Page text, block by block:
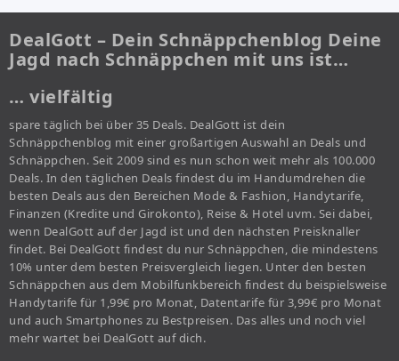
DealGott – Dein Schnäppchenblog Deine
Jagd nach Schnäppchen mit uns ist…
… vielfältig
spare täglich bei über 35 Deals. DealGott ist dein
Schnäppchenblog mit einer großartigen Auswahl an Deals und
Schnäppchen. Seit 2009 sind es nun schon weit mehr als 100.000
Deals. In den täglichen Deals findest du im Handumdrehen die
besten Deals aus den Bereichen Mode & Fashion, Handytarife,
Finanzen (Kredite und Girokonto), Reise & Hotel uvm. Sei dabei,
wenn DealGott auf der Jagd ist und den nächsten Preisknaller
findet. Bei DealGott findest du nur Schnäppchen, die mindestens
10% unter dem besten Preisvergleich liegen. Unter den besten
Schnäppchen aus dem Mobilfunkbereich findest du beispielsweise
Handytarife für 1,99€ pro Monat, Datentarife für 3,99€ pro Monat
und auch Smartphones zu Bestpreisen. Das alles und noch viel
mehr wartet bei DealGott auf dich.